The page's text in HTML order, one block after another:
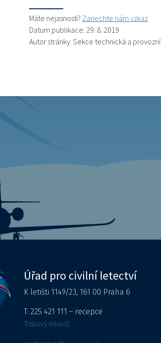
Máte nejasnosti? Zanechte nám vzkaz
Datum publikace: 29. 8. 2019
Autor stránky: Sekce technická a provozní
Úřad pro civilní letectví
K letišti 1149/23, 161 00 Praha 6
T: 225 421 111 – recepce
Tiskový mluvčí